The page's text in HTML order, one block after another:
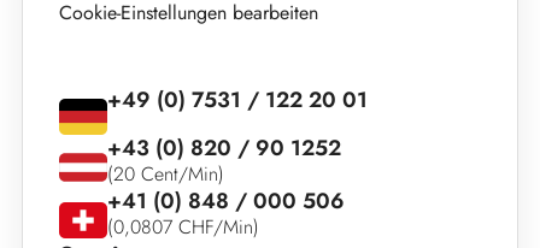
Cookie-Einstellungen bearbeiten
+49 (0) 7531 / 122 20 01
+43 (0) 820 / 90 1252
(20 Cent/Min)
+41 (0) 848 / 000 506
(0,0807 CHF/Min)